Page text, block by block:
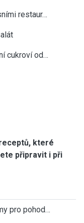
restaur…
cukroví od…
které
připravit i při
pro pohod…